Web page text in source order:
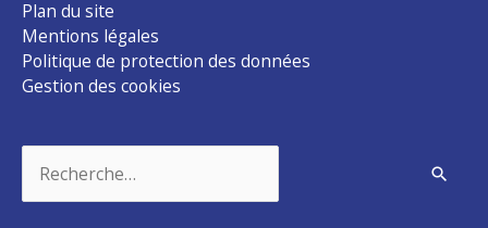
Plan du site
Mentions légales
Politique de protection des données
Gestion des cookies